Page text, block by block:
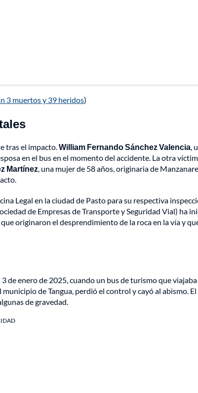
3 muertos y 39 heridos)
tras el impacto.William Fernando Sánchez Valencia,
en el bus en el momento del accidente. La otra
Martínez, una mujer de 58 años, originaria de
Legal en la ciudad de Pasto para su respectiva
de Empresas de Transporte y Seguridad Vial) ha
originaron el desprendimiento de la roca en la vía y
de enero de 2025, cuando un bus de turismo que
de Tangua, perdió el control y cayó al abismo.
de gravedad.